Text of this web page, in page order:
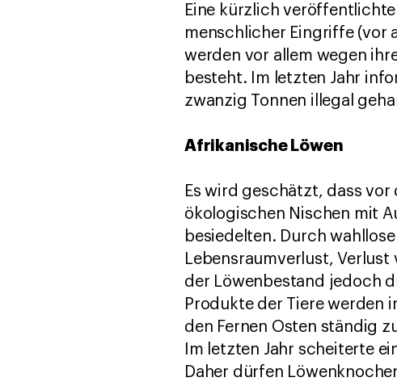
Eine kürzlich
menschlicher Eingriffe (vor
werden vor allem wegen
besteht. Im letzten Jahr
zwanzig Tonnen illegal
Afrikanische Löwen
Es wird geschätzt, dass
ökologischen Nischen mit
besiedelten. Durch
Lebensraumverlust,
der Löwenbestand jedoch
Produkte der Tiere werden
den Fernen Osten ständig
Im letzten Jahr scheiterte
Daher dürfen